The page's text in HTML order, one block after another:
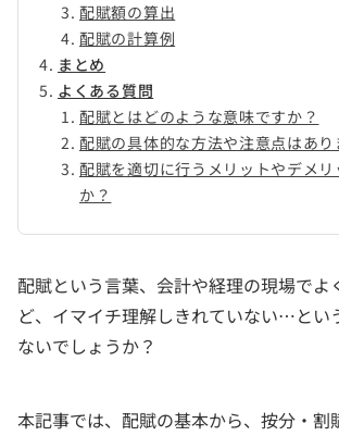
配賦額の算出
配賦の計算例
まとめ
よくある質問
配賦とはどのような意味ですか？
配賦の具体的な方法や注意点はあり
配賦を適切に行うメリットやデメ
か？
配賦という言葉、会計や経理の現場でよ
ど、イマイチ理解しきれていない…とい
ないでしょうか？
本記事では、配賦の基本から、按分・割